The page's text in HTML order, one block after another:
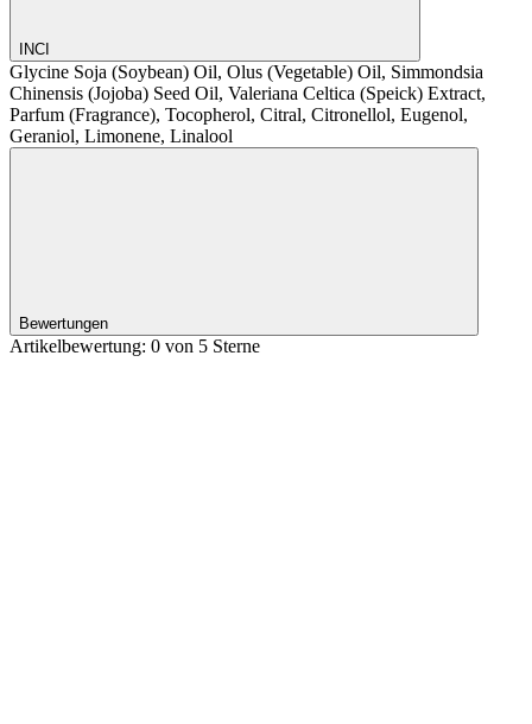
INCI
Glycine Soja (Soybean) Oil, Olus (Vegetable) Oil, Simmondsia
Chinensis (Jojoba) Seed Oil, Valeriana Celtica (Speick) Extract,
Parfum (Fragrance), Tocopherol, Citral, Citronellol, Eugenol,
Geraniol, Limonene, Linalool
Bewertungen
Artikelbewertung: 0 von 5 Sterne